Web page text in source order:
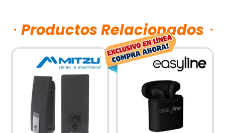
Productos Relacionados
El
precio
original
era:
$357.00.
El